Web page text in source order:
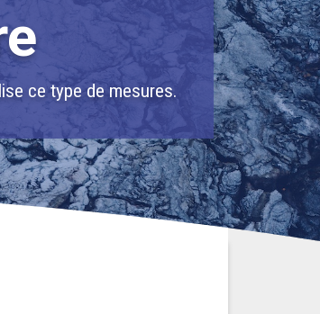
ce type de mesures.